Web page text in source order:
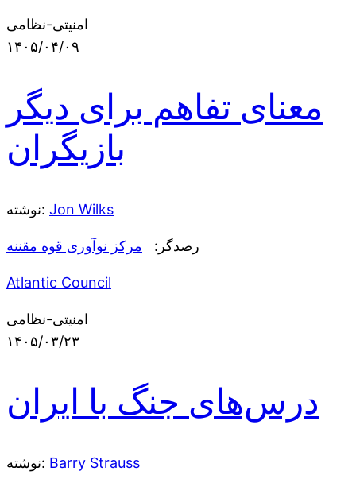
امنیتی-نظامی
۱۴۰۵/۰۴/۰۹
معنای تفاهم برای دیگر
بازیگران
نوشته: Jon Wilks
رصدگر: مرکز نوآوری قوه مقننه
Atlantic Council
امنیتی-نظامی
۱۴۰۵/۰۳/۲۳
درس‌های جنگ با ایران
نوشته: Barry Strauss